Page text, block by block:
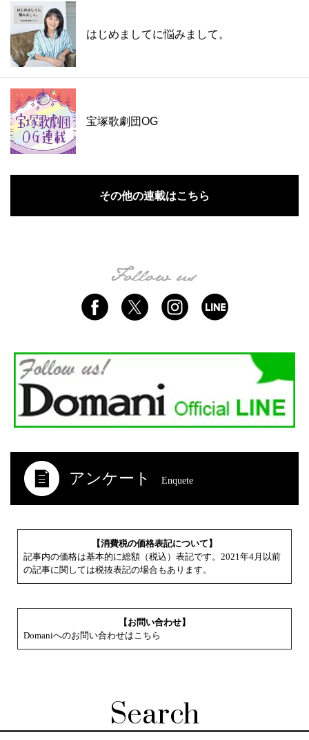
はじめましてに悩みまして。
宝塚歌劇団OG
その他の連載はこちら
アンケート Enquete
【消費税の価格表記について】
記事内の価格は基本的に総額（税込）表記です。2021年4月以前
の記事に関しては税抜表記の場合もあります。
【お問い合わせ】
Domaniへのお問い合わせはこちら
Search